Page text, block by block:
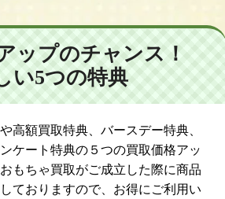
ップのチャンス！
い5つの特典
高額買取特典、バースデー特典、
ケート特典の５つの買取価格アッ
もちゃ買取がご成立した際に商品
ておりますので、お得にご利用い